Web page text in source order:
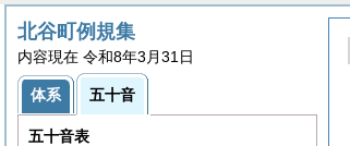
北谷町例規集
内容現在 令和8年3月31日
体系 五十音
五十音表